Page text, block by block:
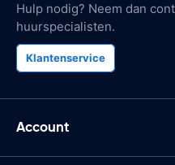
Hulp nodig? Neem dan
huurspecialisten.
Klantenservice
Account